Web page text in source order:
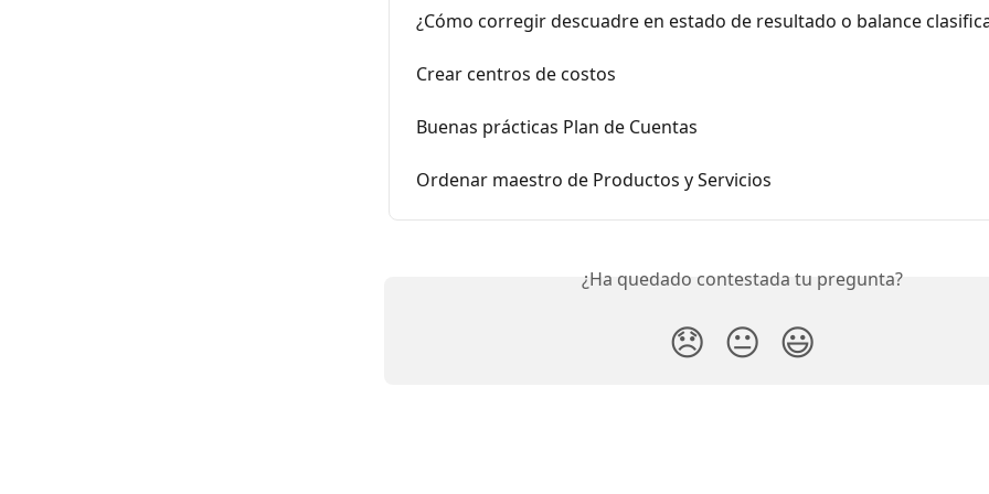
¿Cómo corregir descuadre en estado de resultado o balance
Crear centros de costos
Buenas prácticas Plan de Cuentas
Ordenar maestro de Productos y Servicios
¿Ha quedado contestada tu pregunta?
😞 😐 😃